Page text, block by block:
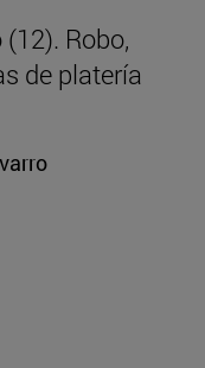
Robo,
de platería